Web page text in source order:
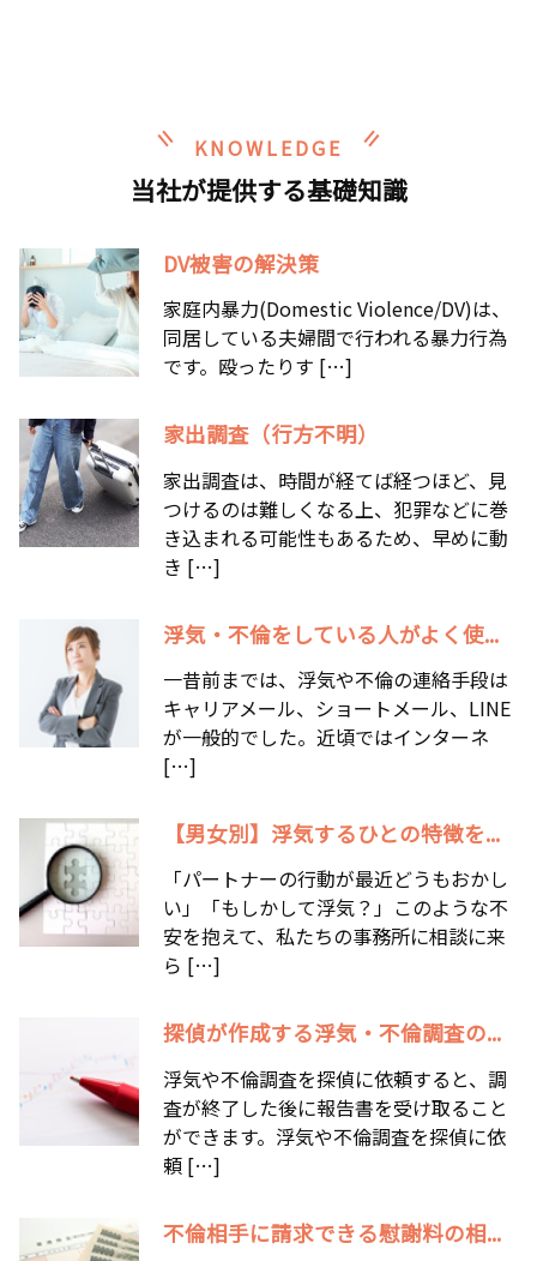
KNOWLEDGE
当社が提供する基礎知識
DV被害の解決策
家庭内暴力(Domestic Violence/DV)は、
同居している夫婦間で行われる暴力行為
です。殴ったりす […]
家出調査（行方不明）
家出調査は、時間が経てば経つほど、見
つけるのは難しくなる上、犯罪などに巻
き込まれる可能性もあるため、早めに動
き […]
浮気・不倫をしている人がよく使...
一昔前までは、浮気や不倫の連絡手段は
キャリアメール、ショートメール、LINE
が一般的でした。近頃ではインターネ
[…]
【男女別】浮気するひとの特徴を...
「パートナーの行動が最近どうもおかし
い」「もしかして浮気？」このような不
安を抱えて、私たちの事務所に相談に来
ら […]
探偵が作成する浮気・不倫調査の...
浮気や不倫調査を探偵に依頼すると、調
査が終了した後に報告書を受け取ること
ができます。浮気や不倫調査を探偵に依
頼 […]
不倫相手に請求できる慰謝料の相...